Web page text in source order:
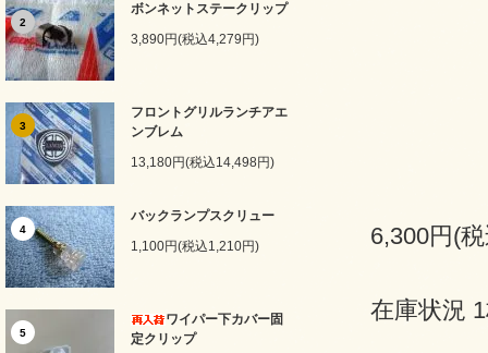
2
ボンネットステークリップ
3,890円(税込4,279円)
3
フロントグリルランチアエ
ンブレム
13,180円(税込14,498円)
4
バックランプスクリュー
1,100円(税込1,210円)
5
ワイパー下カバー固
定クリップ
6,300円(
在庫状況